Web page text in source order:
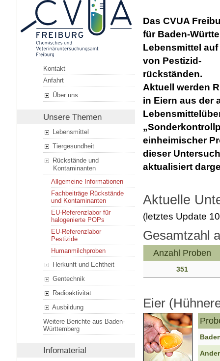
Kontakt
Anfahrt
Über uns
Unsere Themen
Lebensmittel
Tiergesundheit
Rückstände und
Kontaminanten
Allgemeine Informationen
Fachbeiträge Rückstände
und Kontaminanten
EU-Referenzlabor für
halogenierte POPs
EU-Referenzlabor
Pestizide
Humanmilchproben
Herkunft und Echtheit
Gentechnik
Radioaktivität
Ausbildung
Weitere Berichte aus Baden-
Württemberg
Infomaterial
Das CVUA
für Baden-
Lebensmittel
von Pestizid-
rückständen.
Aktuell werden
in Eiern aus der
einheimischer
dieser
aktualisiert
Aktuelle
(letztes Update
Gesamtzahl
Anzahl Proben
351
Eier